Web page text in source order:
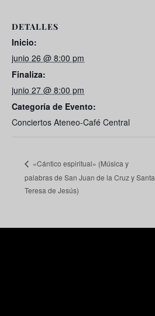
DETALLES
Inicio:
junio 26 @ 8:00 pm
Finaliza:
junio 27 @ 8:00 pm
Categoría de Evento:
Conciertos Ateneo-Café Central
«Cántico espiritual» (Música y
palabras de San Juan de la Cruz y Santa
Teresa de Jesús)